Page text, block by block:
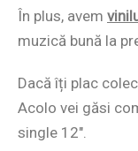
În plus, avem
muzică bună la
Dacă îți plac
Acolo vei găsi
single 12″.